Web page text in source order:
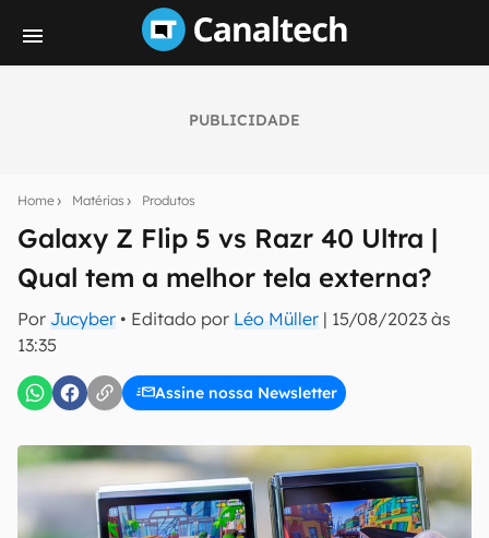
PUBLICIDADE
Home Matérias Produtos
Galaxy Z Flip 5 vs Razr 40 Ultra |
Qual tem a melhor tela externa?
Por Jucyber • Editado por Léo Müller | 15/08/2023 às
13:35
Assine nossa Newsletter
notícias e reviews sobre tecnologia em primeira
mão.
E-mail
Uso e Política de Privacidade do Canaltech.